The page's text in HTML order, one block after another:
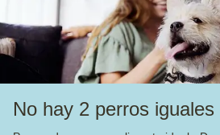
No hay 2 perros iguales
Productos
Sobre Barkyn
Otros links
Piensos